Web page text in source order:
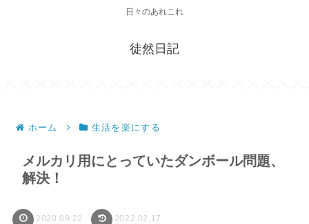
日々のあれこれ
徒然日記
ホーム 生活を楽にする
メルカリ用にとっていたダンボール問題、
解決！
2020.09.22 2022.02.17